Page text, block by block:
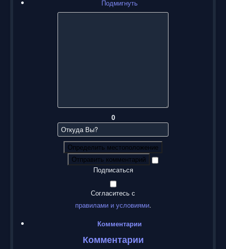
Подмигнуть
0
Определить местоположение
Отправить комментарий
Подписаться
Согласитесь с
правилами и условиями.
Комментарии
Комментарии